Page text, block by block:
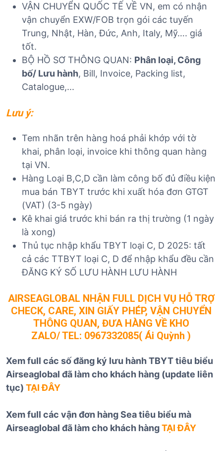
VẬN CHUYỂN QUỐC TẾ VỀ VN, em có nhận
vận chuyển EXW/FOB trọn gói các tuyến
Trung, Nhật, Hàn, Đức, Anh, Italy, Mỹ…. giá
tốt.
BỘ HỒ SƠ THÔNG QUAN: Phân loại, Công
bố/ Lưu hành, Bill, Invoice, Packing list,
Catalogue,...
Lưu ý:
Tem nhãn trên hàng hoá phải khớp với tờ
khai, phân loại, invoice khi thông quan hàng
tại VN.
Hàng Loại B,C,D cần làm công bố đủ điều kiện
mua bán TBYT trước khi xuất hóa đơn GTGT
(VAT) (3-5 ngày)
Kê khai giá trước khi bán ra thị trường (1 ngày
là xong)
Thủ tục nhập khẩu TBYT loại C, D 2025: tất
cả các TTBYT loại C, D để nhập khẩu đều cần
ĐĂNG KÝ SỐ LƯU HÀNH LƯU HÀNH
AIRSEAGLOBAL NHẬN FULL DỊCH VỤ HỖ TRỢ
CHECK, CARE, XIN GIẤY PHÉP, VẬN CHUYỂN
THÔNG QUAN, ĐƯA HÀNG VỀ KHO
ZALO/ TEL: 0967332085( Ái Quỳnh )
Xem full các số đăng ký lưu hành TBYT tiêu biểu
Airseaglobal đã làm cho khách hàng (update liên
tục) TẠI ĐÂY
Xem full các vận đơn hàng Sea tiêu biểu mà
Airseaglobal đã làm cho khách hàngTẠI ĐÂY